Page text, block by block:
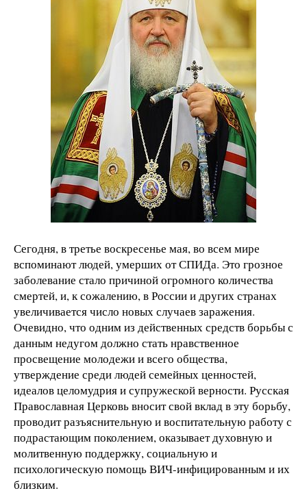
Сегодня, в третье воскресенье мая, во всем мире
вспоминают людей, умерших от СПИДа. Это грозное
заболевание стало причиной огромного количества
смертей, и, к сожалению, в России и других странах
увеличивается число новых случаев заражения.
Очевидно, что одним из действенных средств борьбы с
данным недугом должно стать нравственное
просвещение молодежи и всего общества,
утверждение среди людей семейных ценностей,
идеалов целомудрия и супружеской верности. Русская
Православная Церковь вносит свой вклад в эту борьбу,
проводит разъяснительную и воспитательную работу с
подрастающим поколением, оказывает духовную и
молитвенную поддержку, социальную и
психологическую помощь ВИЧ-инфицированным и их
близким.